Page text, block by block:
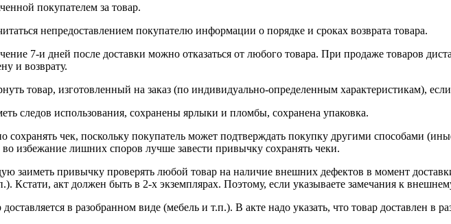
покупателем за товар.
непредоставлением покупателю информации о порядке и сроках возврата товара.
7-и дней после доставки можно отказаться от любого товара. При продаже товаров
и возврату.
товар, изготовленный на заказ (по индивидуально-определенным характеристикам),
следов использования, сохранены ярлыки и пломбы, сохранена упаковка.
сохранять чек, поскольку покупатель может подтверждать покупку другими способами
избежание лишних споров лучше завести привычку сохранять чеки.
заиметь привычку проверять любой товар на наличие внешних дефектов в момент
Кстати, акт должен быть в 2-х экземплярах. Поэтому, если указываете замечания к
в разобранном виде (мебель и т.п.). В акте надо указать, что товар доставлен в